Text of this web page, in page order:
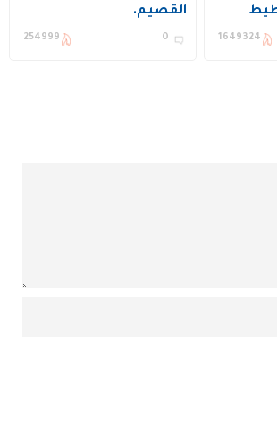
عدد
1649324
القصيم.
0
254999